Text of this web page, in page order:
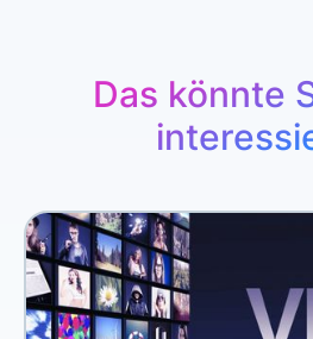
Das könnte